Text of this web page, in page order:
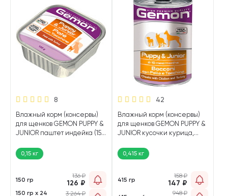
8
Влажный корм (консервы)
для щенков GEMON PUPPY &
JUNIOR паштет индейка (150
0,15 кг
150 гр
136₽
126 ₽
150 гр х 24 3 264₽
42
Влажный корм (консервы)
для щенков GEMON PUPPY &
JUNIOR кусочки курица,
0,415 кг
415 гр
158₽
147 ₽
948₽